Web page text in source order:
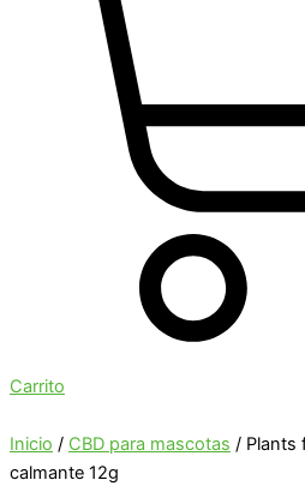
Carrito
Inicio / CBD para mascotas / Plants
calmante 12g